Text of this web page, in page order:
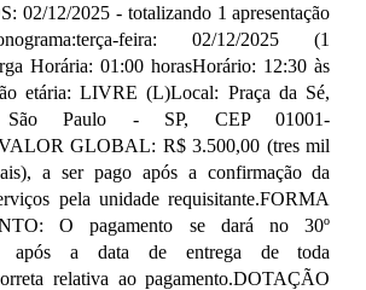
02/12/2025 - totalizando 1 apresentação
feira: 02/12/2025 (1
Horária: 01:00 horasHorário: 12:30 às
etária: LIVRE (L)Local: Praça da Sé,
São Paulo - SP, CEP 01001-
GLOBAL: R$ 3.500,00 (tres mil
a ser pago após a confirmação da
pela unidade requisitante.FORMA
O pagamento se dará no 30º
após a data de entrega de toda
relativa ao pagamento.DOTAÇÃO